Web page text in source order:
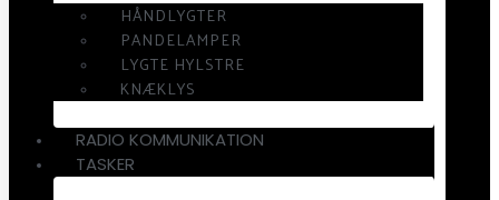
HÅNDLYGTER
PANDELAMPER
LYGTE HYLSTRE
KNÆKLYS
RADIO KOMMUNIKATION
TASKER